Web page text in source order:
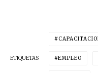
ETIQUETAS EMPLEO